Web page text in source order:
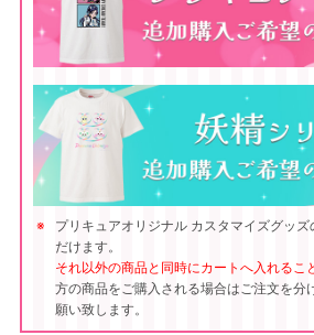
プリキュアオリジナル カスタマイズグッ
だけます。
それ以外の商品と同時にカートへ入れるこ
方の商品をご購入される場合はご注文を分
願い致します。